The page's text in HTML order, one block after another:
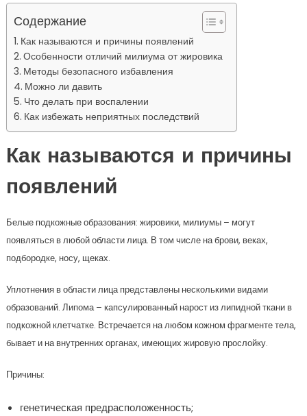
Содержание
Как называются и причины появлений
Особенности отличий милиума от жировика
Методы безопасного избавления
Можно ли давить
Что делать при воспалении
Как избежать неприятных последствий
Как называются и причины
появлений
Белые подкожные образования: жировики, милиумы – могут
появляться в любой области лица. В том числе на брови, веках,
подбородке, носу, щеках.
Уплотнения в области лица представлены несколькими видами
образований. Липома – капсулированный нарост из липидной ткани в
подкожной клетчатке. Встречается на любом кожном фрагменте тела,
бывает и на внутренних органах, имеющих жировую прослойку.
Причины:
генетическая предрасположенность;